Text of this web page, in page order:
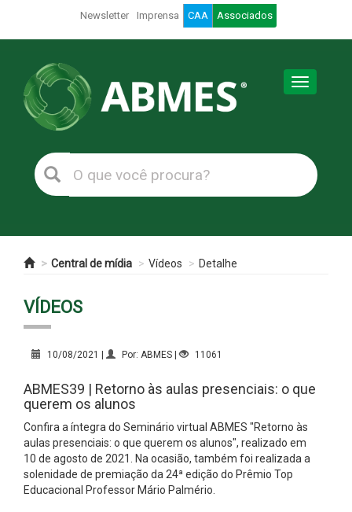
Newsletter Imprensa CAA Associados
Toggle
Central de mídia Vídeos Detalhe
VÍDEOS
10/08/2021 | Por: ABMES | 11061
ABMES39 | Retorno às aulas presenciais: o que
querem os alunos
Confira a íntegra do Seminário virtual ABMES "Retorno às
aulas presenciais: o que querem os alunos", realizado em
10 de agosto de 2021. Na ocasião, também foi realizada a
solenidade de premiação da 24ª edição do Prêmio Top
Educacional Professor Mário Palmério.